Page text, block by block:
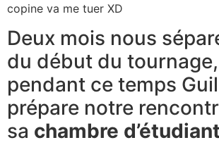
copine va me tuer XD
Deux mois nous
du début du
pendant ce temps
prépare notre
sa chambre d’étudiant